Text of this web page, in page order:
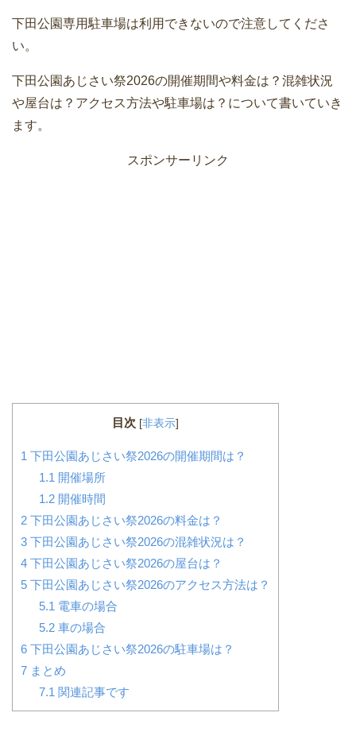
下田公園専用駐車場は利用できないので注意してくださ
い。
下田公園あじさい祭2026の開催期間や料金は？混雑状況
や屋台は？アクセス方法や駐車場は？について書いていき
ます。
スポンサーリンク
目次 [非表示]
1 下田公園あじさい祭2026の開催期間は？
1.1 開催場所
1.2開催時間
2 下田公園あじさい祭2026の料金は？
3 下田公園あじさい祭2026の混雑状況は？
4 下田公園あじさい祭2026の屋台は？
5 下田公園あじさい祭2026のアクセス方法は？
5.1 電車の場合
5.2車の場合
6 下田公園あじさい祭2026の駐車場は？
7 まとめ
7.1 関連記事です